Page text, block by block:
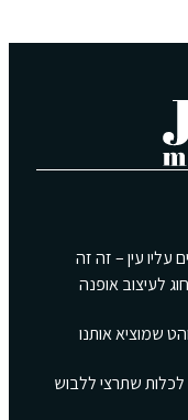
עין – זה זה
אופנה
אותנו
שתרצי ללבוש